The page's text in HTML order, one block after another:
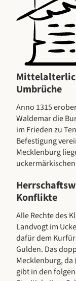
Umbrüche
Anno 1315
Waldemar die
im Frieden zu
Befestigung
Mecklenburg
Konflikte
Alle Rechte des
Landvogt im
dafür dem
Gulden. Das
Mecklenburg, da
gibt in den